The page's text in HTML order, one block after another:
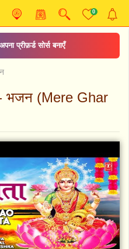
0
प्रीफ़र्ड सोर्स बनाएँ
- भजन (Mere Ghar